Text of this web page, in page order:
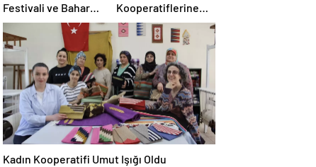
Festivali ve Bahara
Uyanış Şenliği
Kooperatiflerine
Eğitim Desteği
Kadın Kooperatifi Umut Işığı Oldu